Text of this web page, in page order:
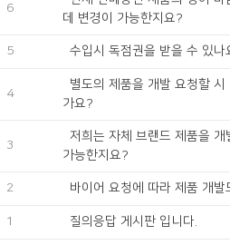
6
데 변경이 가능한지요?
5 수입시 독점권을 받을 수 있나
4
가요?
3
가능한지요?
2 바이어 요청에 따라 제품 개발
1 질의응답 게시판 입니다.